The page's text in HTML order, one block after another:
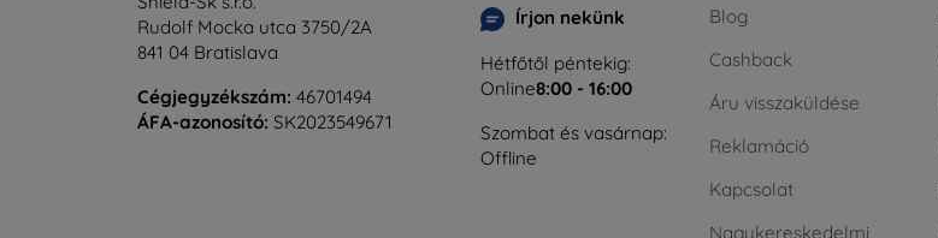
Rudolf Mocka utca 3750/2A
841 04 Bratislava
Cégjegyzékszám: 46701494
ÁFA-azonosító: SK2023549671
Írjon nekünk
Hétfőtől péntekig:
Online8:00 - 16:00
Szombat és vasárnap:
Offline
Blog
Cashback
Áru visszaküldése
Reklamáció
Kapcsolat
Nagykereskedelmi